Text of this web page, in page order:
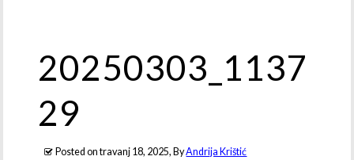
20250303_1137
29
Posted on travanj 18, 2025, ByAndrija Krištić